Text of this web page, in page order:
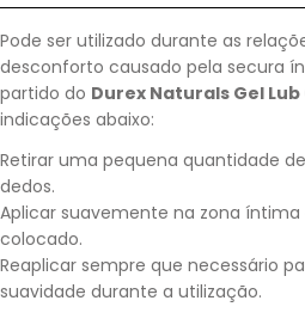
Pode ser utilizado durante as
desconforto causado pela secura
partido do Durex Naturals Gel
indicações abaixo:
Retirar uma pequena quantidade
dedos.
Aplicar suavemente na zona
colocado.
Reaplicar sempre que necessário
suavidade durante a utilização.